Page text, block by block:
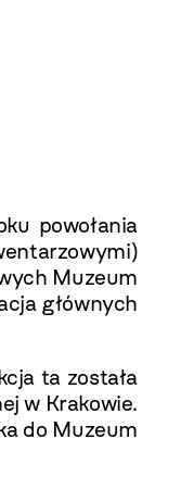
powołania
Muzeum
głównych
ta została
w Krakowie.
do Muzeum